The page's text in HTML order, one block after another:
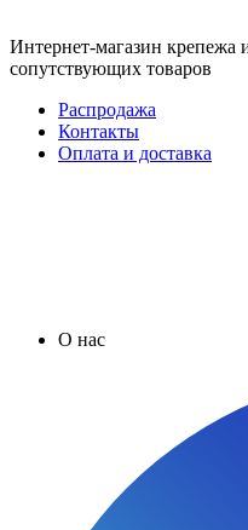
Интернет-магазин крепежа
сопутствующих товаров
Распродажа
Контакты
Оплата и доставка
О нас